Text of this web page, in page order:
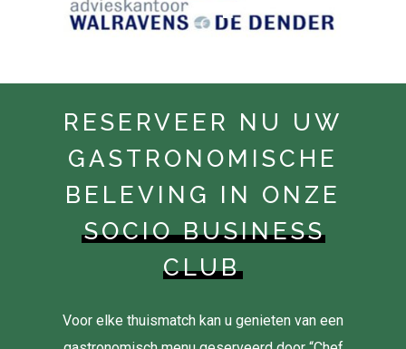
RESERVEER NU UW
GASTRONOMISCHE
BELEVING IN ONZE
SOCIO BUSINESS
CLUB
Voor elke thuismatch kan u genieten van een